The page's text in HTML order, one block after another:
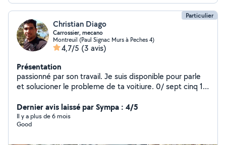
Particulier
Christian Diago
Carrossier, mecano
Montreuil (Paul Signac Murs à Peches 4)
4,7/5 (3 avis)
Présentation
passionné par son travail. Je suis disponible pour parle
et solucioner le probleme de ta voitiure. 0/ sept cinq 1
Dernier avis laissé par Sympa : 4/5
Il y a plus de 6 mois
Good